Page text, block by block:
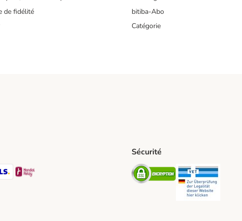
de fidélité
bitiba-Abo
Catégorie
Shipping Method
GLS Shipping Method
Mondial relay Shipping Method
Sécurité
Security